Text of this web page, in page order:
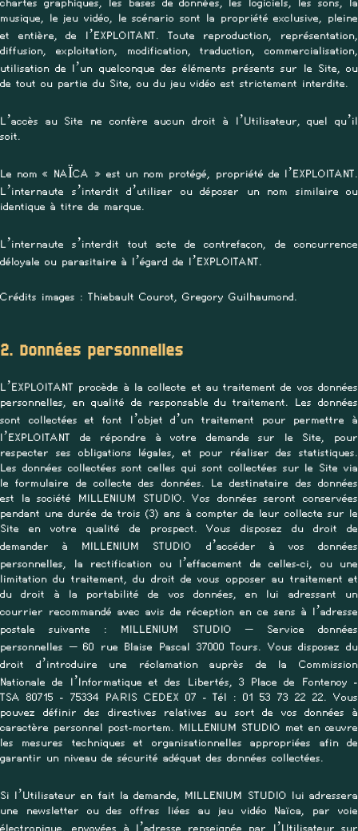
chartes graphiques, les bases de données, les logiciels, les sons, la
musique, le jeu vidéo, le scénario sont la propriété exclusive, pleine
et entière, de l’EXPLOITANT. Toute reproduction, représentation,
diffusion, exploitation, modification, traduction, commercialisation,
utilisation de l’un quelconque des éléments présents sur le Site, ou
de tout ou partie du Site, ou du jeu vidéo est strictement interdite.
L’accès au Site ne confère aucun droit à l’Utilisateur, quel qu’il
soit.
Le nom « NAÏCA » est un nom protégé, propriété de l’EXPLOITANT.
L’internaute s’interdit d’utiliser ou déposer un nom similaire ou
identique à titre de marque.
L’internaute s’interdit tout acte de contrefaçon, de concurrence
déloyale ou parasitaire à l’égard de l’EXPLOITANT.
Crédits images : Thiebault Courot, Gregory Guilhaumond.
2. Données personnelles
L’EXPLOITANT procède à la collecte et au traitement de vos données
personnelles, en qualité de responsable du traitement. Les données
sont collectées et font l’objet d’un traitement pour permettre à
l’EXPLOITANT de répondre à votre demande sur le Site, pour
respecter ses obligations légales, et pour réaliser des statistiques.
Les données collectées sont celles qui sont collectées sur le Site via
le formulaire de collecte des données. Le destinataire des données
est la société MILLENIUM STUDIO. Vos données seront conservées
pendant une durée de trois (3) ans à compter de leur collecte sur le
Site en votre qualité de prospect. Vous disposez du droit de
demander à MILLENIUM STUDIO d’accéder à vos données
personnelles, la rectification ou l’effacement de celles-ci, ou une
limitation du traitement, du droit de vous opposer au traitement et
du droit à la portabilité de vos données, en lui adressant un
courrier recommandé avec avis de réception en ce sens à l’adresse
postale suivante : MILLENIUM STUDIO – Service données
personnelles – 60 rue Blaise Pascal 37000 Tours. Vous disposez du
droit d’introduire une réclamation auprès de la Commission
Nationale de l’Informatique et des Libertés, 3 Place de Fontenoy -
TSA 80715 - 75334 PARIS CEDEX 07 - Tél : 01 53 73 22 22. Vous
pouvez définir des directives relatives au sort de vos données à
caractère personnel post-mortem. MILLENIUM STUDIO met en œuvre
les mesures techniques et organisationnelles appropriées afin de
garantir un niveau de sécurité adéquat des données collectées.
Si l’Utilisateur en fait la demande, MILLENIUM STUDIO lui adressera
une newsletter ou des offres liées au jeu vidéo Naïca, par voie
électronique, envoyées à l’adresse renseignée par l’Utilisateur sur